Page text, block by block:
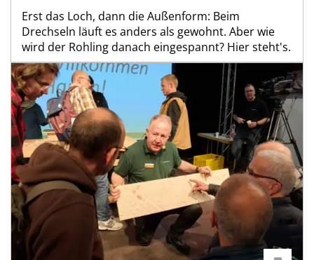
Erst das Loch, dann die Außenform: Beim
Drechseln läuft es anders als gewohnt. Aber wie
wird der Rohling danach eingespannt? Hier steht's.